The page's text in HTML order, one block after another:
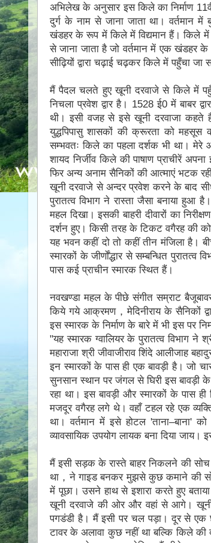
अभिलेख के अनुसार इस किले का निर्माण 11वीं
दुर्ग के नाम से जाना जाता था। वर्तमान में
खंडहर के रूप में किले में विद्यमान हैं। किले में
से जाना जाता है जो वर्तमान में एक खंडहर के
सीढ़ियों द्वारा चढ़ाई चढ़कर किले में पहुँचा
मैं पैदल चलते हुए खूनी दरवाजे से किले में
निचला प्रवेश द्वार है। 1528 ई0 में बाबर
थी। इसी वजह से इसे खूनी दरवाजा कहते
युद्धपिपासु शासकों की क्रूरता को
सम्भवतः किले का पहला दर्शक भी था। मेरे
शायद निर्जीव किले की पाषाण प्राचीरें
फिर अन्य अनाम सैनिकों की आत्माएं भटक
खूनी दरवाजे से अन्दर प्रवेश करने के बाद
पुरातत्व विभाग ने रास्ता जैसा बनाया हुआ
महल दिखा। इसकी बाहरी दीवारों का
दर्शन हुए। किसी तरह के टिकट वगैरह की
यह भवन कहीं दो तो कहीं तीन मंजिला है।
स्मारकों के जीर्णाेंद्धार से सम्बन्धित
पास कई प्राचीन स्मारक स्थित हैं।
नवखण्डा महल के पीछे संगीत सम्राट
किये गये आक्रमण，मेदिनीराय के सैनिकों
इस स्मारक के निर्माण के बारे में भी इस पर
"यह स्मारक ग्वालियर के पुरातत्व विभाग ने
महाराजा श्री जीवाजीराव शिंदे आलीजाह
इन स्मारकों के पास ही एक बावड़ी है। जो
सुनसान स्थान पर जंगल से घिरी इस बावड़ी
रहा था। इस बावड़ी और स्मारकों के पास
मजदूर वगैरह लगे थे। वहाँ टहल रहे एक
था। वर्तमान में इसे होटल 'ताना–बाना'
व्यावसायिक उपयोग लायक बना दिया
मैं इसी सड़क के रास्ते बाहर निकलने की सोच
था，ने गाइड बनकर मुझसे कुछ कमाने की
में पूछा। उसने हाथ से इशारा करते हुए
खूनी दरवाजे की ओर और वहां से आगे। खूनी
पगडंडी है। मैं इसी पर चल पड़ा। दूर से एक
टावर के अलावा कुछ नहीं था बल्कि किले की